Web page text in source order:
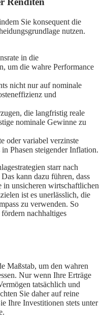
Sie konsequent die
nutzen.
in die
um die wahre Performance
nicht nur auf nominale
und
die langfristig reale
nominale Gewinne zu
oder variabel verzinste
Phasen steigender Inflation.
starr nach
kann dazu führen, dass
in unsicheren wirtschaftlichen
ist es unerlässlich, die
zu verwenden. So
nachhaltiges
Maßstab, um den wahren
Nur wenn Ihre Erträge
tatsächlich und
Sie daher auf reine
Ihre Investitionen stets unter